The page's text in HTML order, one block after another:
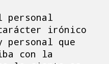
personal
irónico
personal que
con la